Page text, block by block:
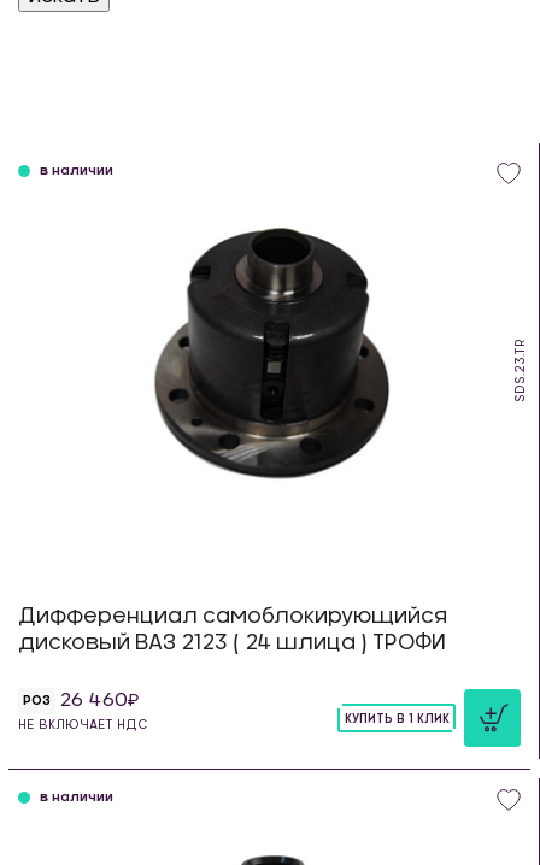
SDS.23.TR
в наличии
Дифференциал самоблокирующийся
дисковый ВАЗ 2123 ( 24 шлица ) ТРОФИ
РОЗ 26 460
НЕ ВКЛЮЧАЕТ НДС
КУПИТЬ В 1 КЛИК
в наличии